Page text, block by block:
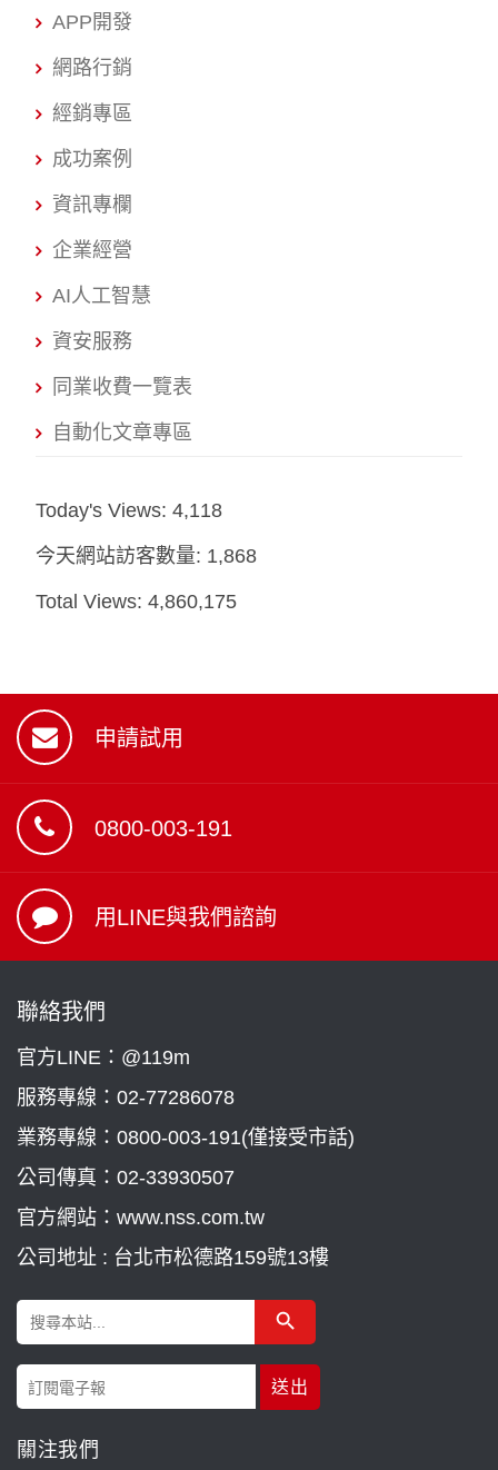
APP開發
網路行銷
經銷專區
成功案例
資訊專欄
企業經營
AI人工智慧
資安服務
同業收費一覽表
自動化文章專區
Today's Views:4,118
今天網站訪客數量: 1,868
Total Views:4,860,175
申請試用
0800-003-191
用LINE與我們諮詢
聯絡我們
官方LINE：@119m
服務專線： 02-77286078
業務專線： 0800-003-191(僅接受市話)
公司傳真：02-33930507
官方網站：www.nss.com.tw
公司地址 : 台北市松德路159號13樓
Search
for:
Search Button
關注我們